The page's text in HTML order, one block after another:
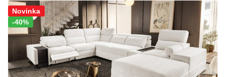
Sleva!
-40%
Novinka